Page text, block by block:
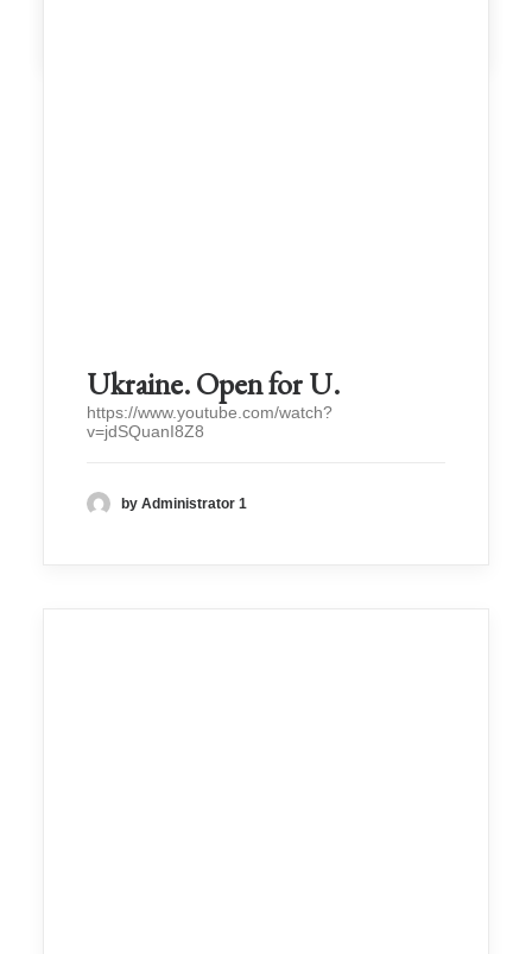
Ukraine. Open for U.
https://www.youtube.com/watch?
v=jdSQuanI8Z8
by Administrator 1